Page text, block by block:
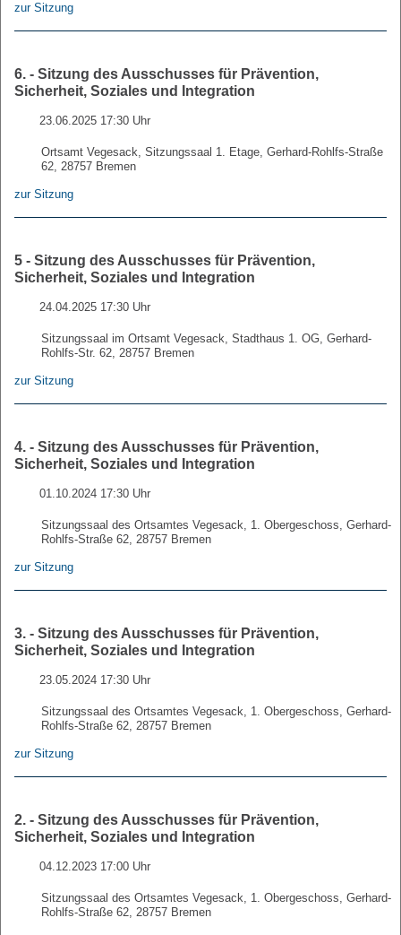
zur Sitzung
6. - Sitzung des Ausschusses für Prävention,
Sicherheit, Soziales und Integration
23.06.2025 17:30 Uhr
Ortsamt Vegesack, Sitzungssaal 1. Etage, Gerhard-Rohlfs-Straße
62, 28757 Bremen
zur Sitzung
5 - Sitzung des Ausschusses für Prävention,
Sicherheit, Soziales und Integration
24.04.2025 17:30 Uhr
Sitzungssaal im Ortsamt Vegesack, Stadthaus 1. OG, Gerhard-
Rohlfs-Str. 62, 28757 Bremen
zur Sitzung
4. - Sitzung des Ausschusses für Prävention,
Sicherheit, Soziales und Integration
01.10.2024 17:30 Uhr
Sitzungssaal des Ortsamtes Vegesack, 1. Obergeschoss, Gerhard-
Rohlfs-Straße 62, 28757 Bremen
zur Sitzung
3. - Sitzung des Ausschusses für Prävention,
Sicherheit, Soziales und Integration
23.05.2024 17:30 Uhr
Sitzungssaal des Ortsamtes Vegesack, 1. Obergeschoss, Gerhard-
Rohlfs-Straße 62, 28757 Bremen
zur Sitzung
2. - Sitzung des Ausschusses für Prävention,
Sicherheit, Soziales und Integration
04.12.2023 17:00 Uhr
Sitzungssaal des Ortsamtes Vegesack, 1. Obergeschoss, Gerhard-
Rohlfs-Straße 62, 28757 Bremen